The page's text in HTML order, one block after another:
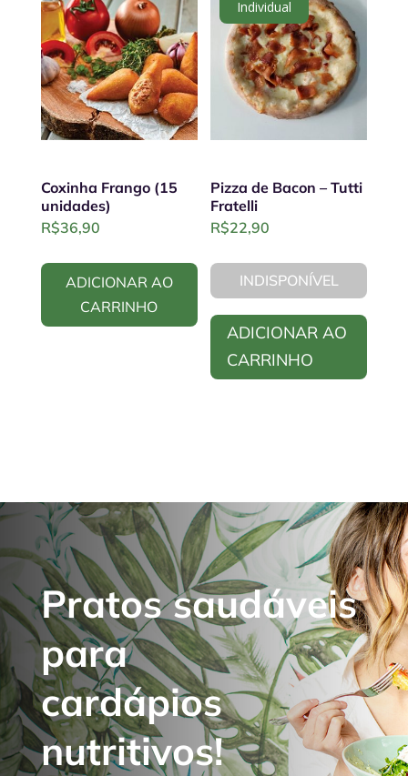
Coxinha Frango (15
unidades)
R$36,90
ADICIONAR AO
CARRINHO
Individual
Pizza de Bacon – Tutti
Fratelli
R$22,90
INDISPONÍVEL
ADICIONAR AO
CARRINHO
Pratos saudáveis
para
cardápios
nutritivos!